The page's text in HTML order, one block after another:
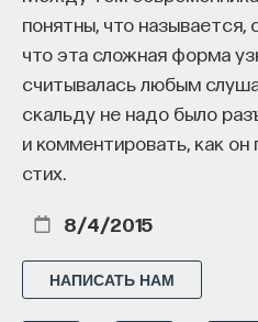
понятны, что называется,
что эта сложная форма
считывалась любым
скальду не надо было
и комментировать, как он
стих.
8/4/2015
НАПИСАТЬ НАМ